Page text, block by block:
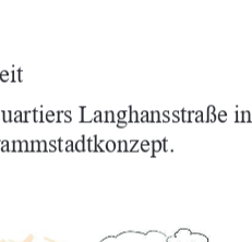
Langhansstraße in